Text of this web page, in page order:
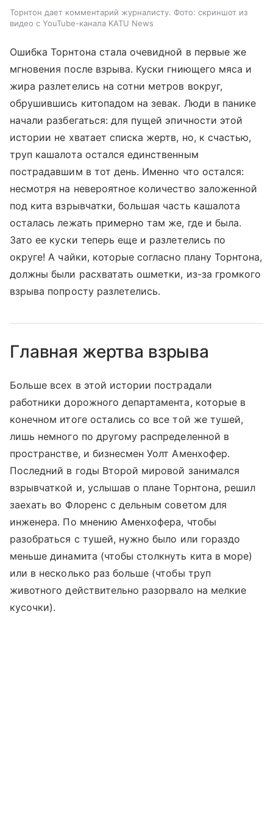
Торнтон дает комментарий журналисту. Фото: скриншот из
видео с YouTube-канала KATU News
Ошибка Торнтона стала очевидной в первые же
мгновения после взрыва. Куски гниющего мяса и
жира разлетелись на сотни метров вокруг,
обрушившись китопадом на зевак. Люди в панике
начали разбегаться: для пущей эпичности этой
истории не хватает списка жертв, но, к счастью,
труп кашалота остался единственным
пострадавшим в тот день. Именно что остался:
несмотря на невероятное количество заложенной
под кита взрывчатки, большая часть кашалота
осталась лежать примерно там же, где и была.
Зато ее куски теперь еще и разлетелись по
округе! А чайки, которые согласно плану Торнтона,
должны были расхватать ошметки, из-за громкого
взрыва попросту разлетелись.
Главная жертва взрыва
Больше всех в этой истории пострадали
работники дорожного департамента, которые в
конечном итоге остались со все той же тушей,
лишь немного по другому распределенной в
пространстве, и бизнесмен Уолт Аменхофер.
Последний в годы Второй мировой занимался
взрывчаткой и, услышав о плане Торнтона, решил
заехать во Флоренс с дельным советом для
инженера. По мнению Аменхофера, чтобы
разобраться с тушей, нужно было или гораздо
меньше динамита (чтобы столкнуть кита в море)
или в несколько раз больше (чтобы труп
животного действительно разорвало на мелкие
кусочки).